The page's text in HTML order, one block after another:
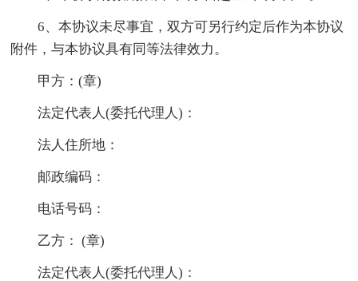
6、本协议未尽事宜，双方可另行约定后作为本协议
附件，与本协议具有同等法律效力。
甲方：(章)
法定代表人(委托代理人)：
法人住所地：
邮政编码：
电话号码：
乙方： (章)
法定代表人(委托代理人)：